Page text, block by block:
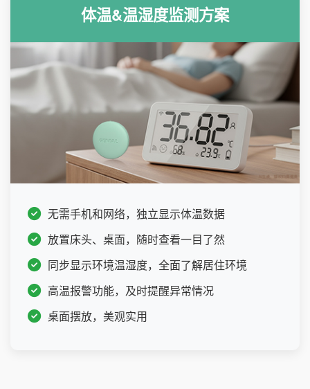
体温&温湿度监测方案
无需手机和网络，独立显示体温数据
放置床头、桌面，随时查看一目了然
同步显示环境温湿度，全面了解居住环境
高温报警功能，及时提醒异常情况
桌面摆放，美观实用